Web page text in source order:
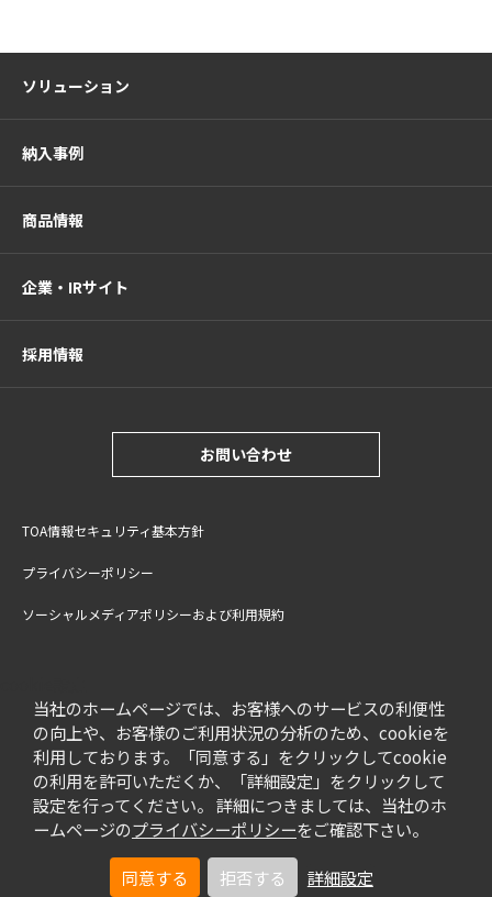
当社のホームページでは、お客様へのサービスの利便性
の向上や、お客様のご利用状況の分析のため、cookieを
利用しております。「同意する」をクリックしてcookie
の利用を許可いただくか、「詳細設定」をクリックして
設定を行ってください。 詳細につきましては、当社のホ
ームページのプライバシーポリシーをご確認下さい。
同意する 拒否する 詳細設定
ソリューション
納入事例
商品情報
企業・IRサイト
採用情報
お問い合わせ
TOA情報セキュリティ基本方針
プライバシーポリシー
ソーシャルメディアポリシーおよび利用規約
特定商取引法に基づく表記